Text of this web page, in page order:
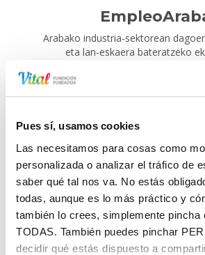
Pues sí, usamos cookies
Las necesitamos para cosas como
personalizada o analizar el tráfico de
saber qué tal nos va. No estás
todas, aunque es lo más práctico y
también lo crees, simplemente pincha
TODAS. También puedes pinchar
decidir qué estás dispuesto a
Arabako industria-sektorean
eta lan-eskaera bateratzeko
HARPIDETU
FUNDAZIOAREN
BURUZKO
HELBIDE
JASOTZEKO